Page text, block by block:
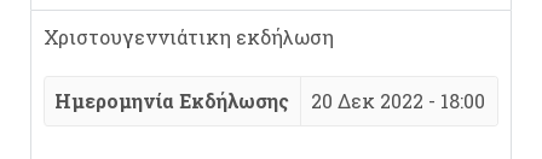
Χριστουγεννιάτικη εκδήλωση
Ημερομηνία Εκδήλωσης 20 Δεκ 2022 - 18:00